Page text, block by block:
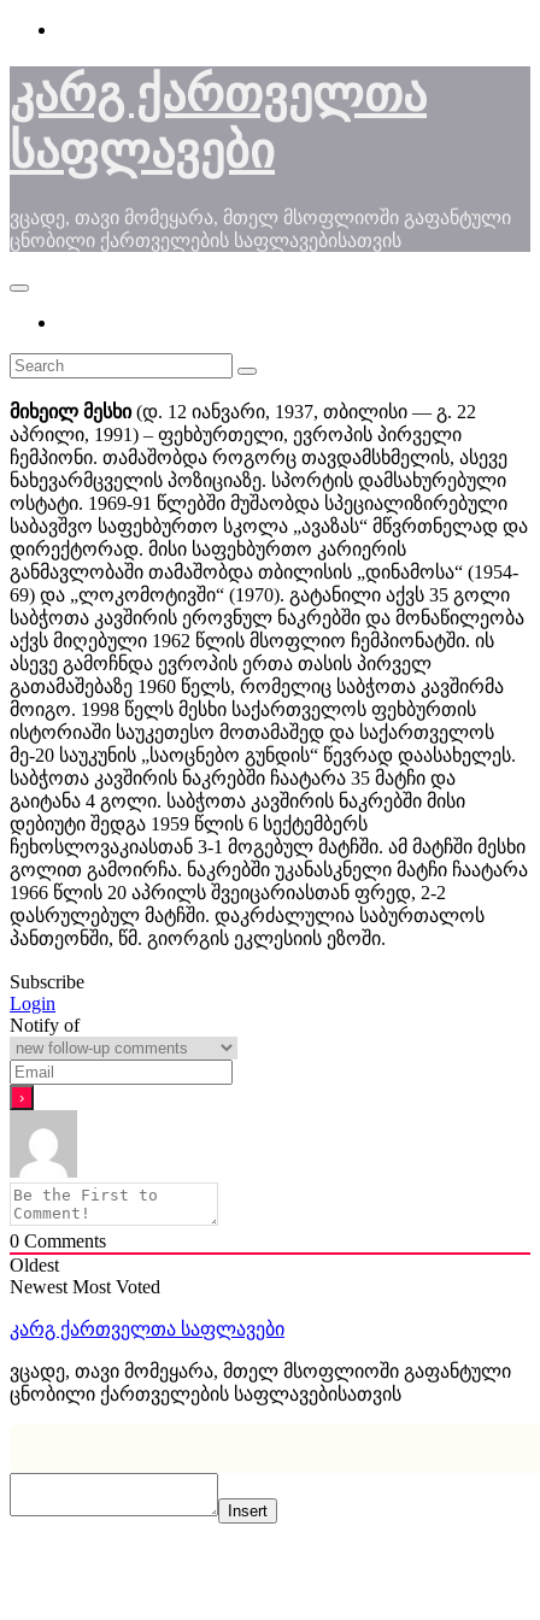
Skip
content
კარგ ქართველთა
საფლავები
ვცადე, თავი მომეყარა, მთელ მსოფლიოში გაფანტული
ცნობილი ქართველების საფლავებისათვის
მიხეილ მესხი(დ. 12 იანვარი, 1937, თბილისი — გ. 22
აპრილი, 1991) – ფეხბურთელი, ევროპის პირველი
ჩემპიონი. თამაშობდა როგორც თავდამსხმელის, ასევე
ნახევარმცველის პოზიციაზე. სპორტის დამსახურებული
ოსტატი. 1969-91 წლებში მუშაობდა სპეციალიზირებული
საბავშვო საფეხბურთო სკოლა „ავაზას“ მწვრთნელად და
დირექტორად. მისი საფეხბურთო კარიერის
განმავლობაში თამაშობდა თბილისის „დინამოსა“ (1954-
69) და „ლოკომოტივში“ (1970). გატანილი აქვს 35 გოლი
საბჭოთა კავშირის ეროვნულ ნაკრებში და მონაწილეობა
აქვს მიღებული 1962 წლის მსოფლიო ჩემპიონატში. ის
ასევე გამოჩნდა ევროპის ერთა თასის პირველ
გათამაშებაზე 1960 წელს, რომელიც საბჭოთა კავშირმა
მოიგო. 1998 წელს მესხი საქართველოს ფეხბურთის
ისტორიაში საუკეთესო მოთამაშედ და საქართველოს
მე-20 საუკუნის „საოცნებო გუნდის“ წევრად დაასახელეს.
საბჭოთა კავშირის ნაკრებში ჩაატარა 35 მატჩი და
გაიტანა 4 გოლი. საბჭოთა კავშირის ნაკრებში მისი
დებიუტი შედგა 1959 წლის 6 სექტემბერს
ჩეხოსლოვაკიასთან 3-1 მოგებულ მატჩში. ამ მატჩში მესხი
გოლით გამოირჩა. ნაკრებში უკანასკნელი მატჩი ჩაატარა
1966 წლის 20 აპრილს შვეიცარიასთან ფრედ, 2-2
დასრულებულ მატჩში. დაკრძალულია საბურთალოს
პანთეონში, წმ. გიორგის ეკლესიის ეზოში.
Subscribe
Login
Notify of
0 Comments
Oldest
Newest Most Voted
კარგ ქართველთა საფლავები
ვცადე, თავი მომეყარა, მთელ მსოფლიოში გაფანტული
ცნობილი ქართველების საფლავებისათვის
Insert